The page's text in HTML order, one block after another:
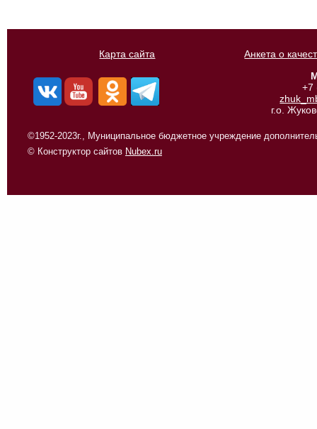
Карта сайта
Анкета о
+7
г.о.
©1952-2023г., Муниципальное бюджетное учреждение
© Конструктор сайтов Nubex.ru